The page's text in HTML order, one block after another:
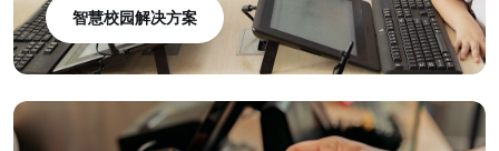
智慧校园解决方案